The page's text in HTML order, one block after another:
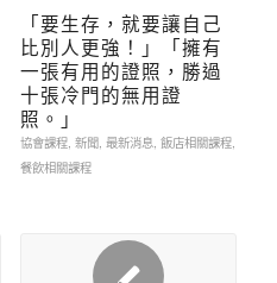
「要生存，就要讓自己
比別人更強！」「擁有
一張有用的證照，勝過
十張冷門的無用證
照。」
協會課程, 新聞, 最新消息, 飯店相關課程,
餐飲相關課程